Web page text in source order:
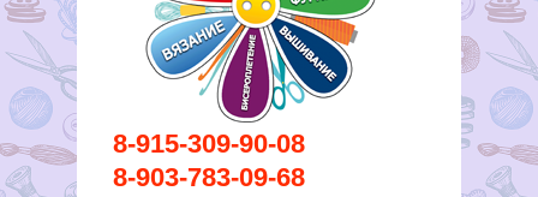
8-915-309-90-08
8-903-783-09-68
Вирутозы иглы. Товары для
шитья и рукоделья